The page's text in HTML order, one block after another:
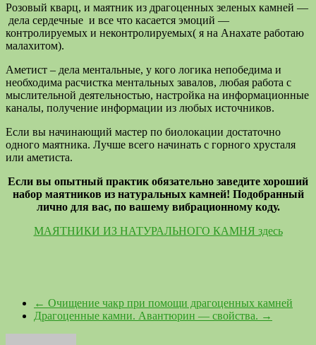
Розовый кварц, и маятник из драгоценных зеленых камней —
дела сердечные и все что касается эмоций —
контролируемых и неконтролируемых( я на Анахате работаю
малахитом).
Аметист – дела ментальные, у кого логика непобедима и
необходима расчистка ментальных завалов, любая работа с
мыслительной деятельностью, настройка на информационные
каналы, получение информации из любых источников.
Если вы начинающий мастер по биолокации достаточно
одного маятника. Лучше всего начинать с горного хрусталя
или аметиста.
Если вы опытный практик обязательно заведите хороший
набор маятников из натуральных камней! Подобранный
лично для вас, по вашему вибрационному коду.
МАЯТНИКИ ИЗ НАТУРАЛЬНОГО КАМНЯ здесь
← Очищение чакр при помощи драгоценных камней
Драгоценные камни. Авантюрин — свойства. →